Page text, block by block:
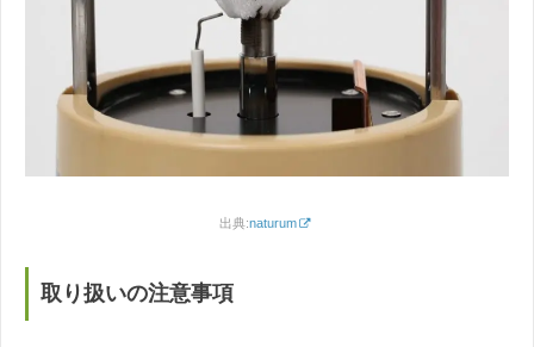
出典:naturum
取り扱いの注意事項